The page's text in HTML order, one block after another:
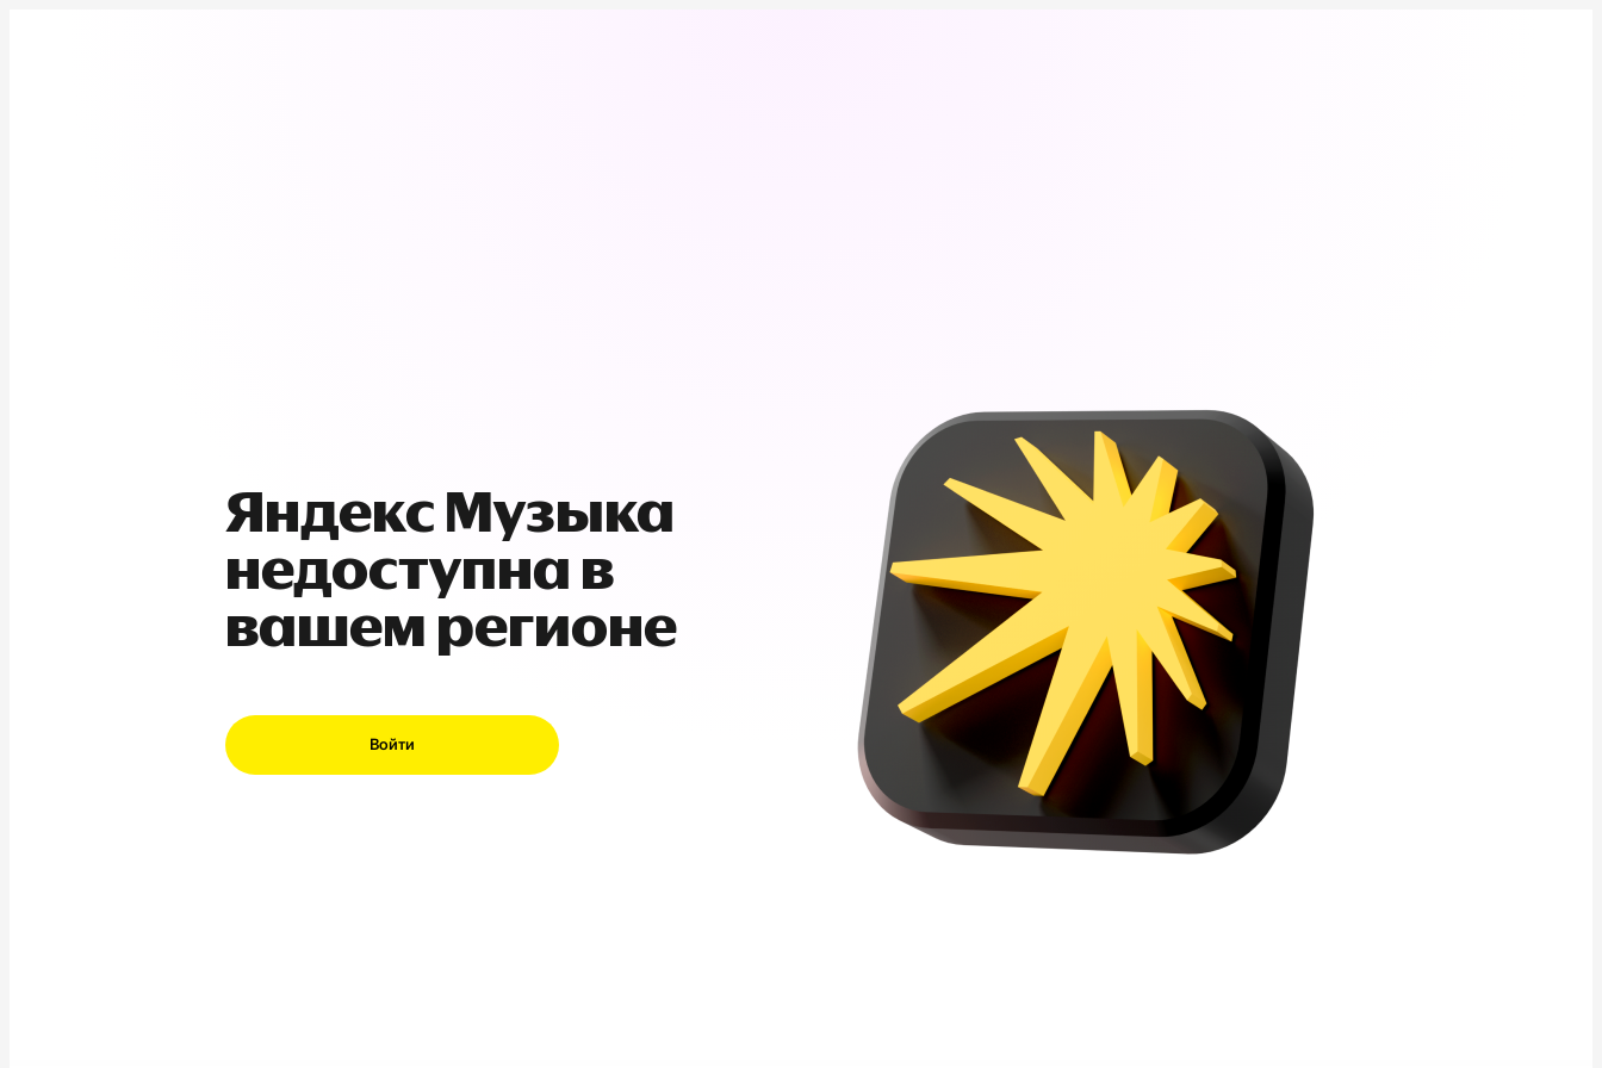
Яндекс Музыка
недоступна в
вашем регионе
Войти